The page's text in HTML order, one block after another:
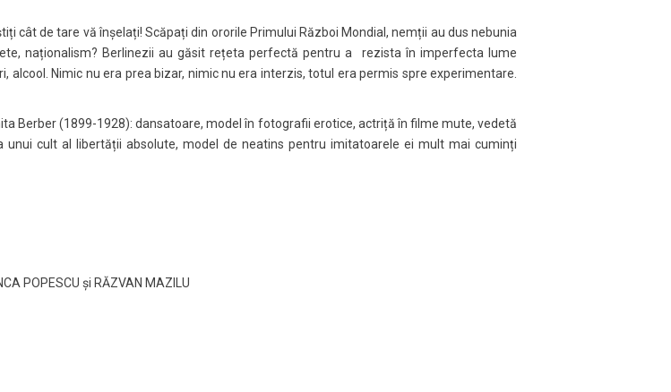
cât de tare vă înșelați! Scăpați din ororile Primului Război Mondial, nemții au dus nebunia
naționalism? Berlinezii au găsit rețeta perfectă pentru a rezista în imperfecta lume
Nimic nu era prea bizar, nimic nu era interzis, totul era permis spre experimentare.
Berber (1899-1928): dansatoare, model în fotografii erotice, actriță în filme mute, vedetă
cult al libertății absolute, model de neatins pentru imitatoarele ei mult mai cuminți
POPESCU și RĂZVAN MAZILU